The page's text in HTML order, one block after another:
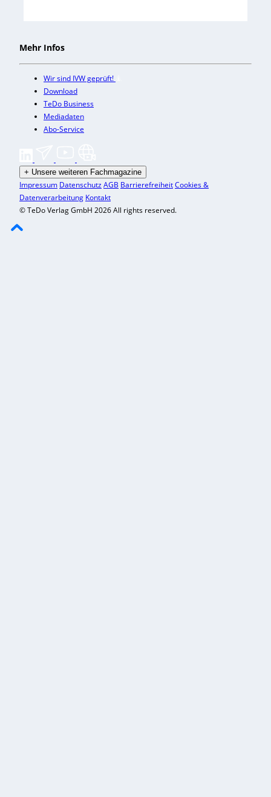
Mehr Infos
Wir sind IVW geprüft!
Download
TeDo Business
Mediadaten
Abo-Service
+ Unsere weiteren Fachmagazine
Impressum DatenschutzAGB BarrierefreiheitCookies &
Datenverarbeitung Kontakt
© TeDo Verlag GmbH 2026 All rights reserved.